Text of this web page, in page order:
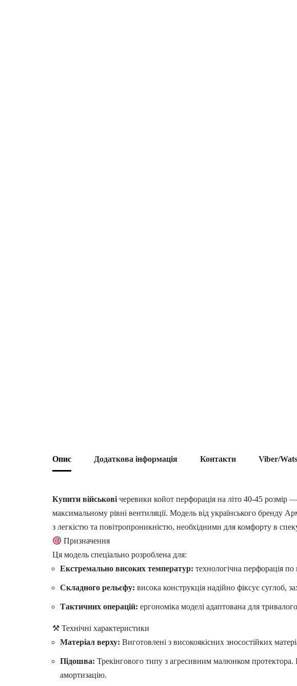
Опис Додаткова інформація Контакти Viber/
Купити військові черевики койот перфорація на літо 40-45 розмір
максимальному рівні вентиляції. Модель від українського бренду
з легкістю та повітропроникністю, необхідними для комфорту в
Призначення
Ця модель спеціально розроблена для:
Екстремально високих температур: технологічна перфорація
Складного рельєфу: висока конструкція надійно фіксує суглоб,
Тактичних операцій: ергономіка моделі адаптована для
⚒ Технічні характеристики
Матеріал верху: Виготовлені з високоякісних зносостійких
Підошва: Трекінгового типу з агресивним малюнком протектора.
амортизацію.